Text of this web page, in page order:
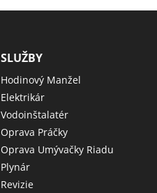
SLUŽBY
Hodinový Manžel
Elektrikár
Vodoinštalatér
Oprava Práčky
Oprava Umývačky Riadu
Plynár
Revizie